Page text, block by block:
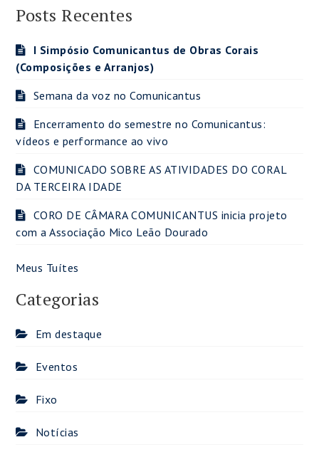
Posts Recentes
I Simpósio Comunicantus de Obras Corais
(Composições e Arranjos)
Semana da voz no Comunicantus
Encerramento do semestre no Comunicantus:
vídeos e performance ao vivo
COMUNICADO SOBRE AS ATIVIDADES DO CORAL
DA TERCEIRA IDADE
CORO DE CÂMARA COMUNICANTUS inicia projeto
com a Associação Mico Leão Dourado
Meus Tuítes
Categorias
Em destaque
Eventos
Fixo
Notícias